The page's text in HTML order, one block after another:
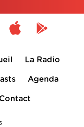
La Radio
Agenda
Contact